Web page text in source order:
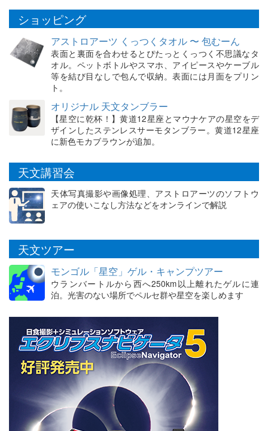
ショッピング
アストロアーツ くっつくタオル 〜 包むーん
表面と裏面を合わせるとぴたっとくっつく不思議なタ
オル。ペットボトルやスマホ、アイピースやケーブル
等を結び目なしで包んで収納。表面には月面をプリン
ト。
オリジナル 天文タンブラー
【星空に乾杯！】黄道12星座とマウナケアの星空をデ
ザインしたステンレスサーモタンブラー。黄道12星座
に新色モカブラウンが追加。
天文講習会
天体写真撮影や画像処理、アストロアーツのソフトウ
ェアの使いこなし方法などをオンラインで解説
天文ツアー
モンゴル「星空」ゲル・キャンプツアー
ウランバートルから西へ250km以上離れたゲルに連
泊。光害のない場所でペルセ群や星空を楽しめます